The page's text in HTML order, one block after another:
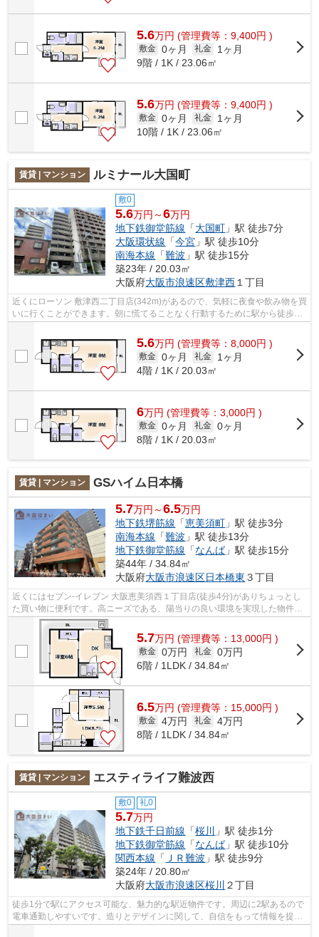
5.6万円 (管理費等：9,400円 )
敷金 0ヶ月 礼金
1ヶ月
9階 / 1K / 23.06㎡
5.6万円 (管理費等：9,400円 )
敷金 0ヶ月 礼金
1ヶ月
10階 / 1K / 23.06㎡
賃貸 | マンション ルミナール大国町
敷0
5.6万円～6万円
地下鉄御堂筋線 「大国町 」駅 徒歩7分
大阪環状線 「今宮 」駅 徒歩10分
南海本線 「難波 」駅 徒歩15分
築23年 / 20.03㎡
大阪府大阪市浪速区敷津西 １丁目
近くにローソン 敷津西二丁目店(342m)があるので、気軽に夜食や飲み物を買
いに行くことができます。朝に慌てることなく行動するために駅から徒歩7
5.6万円 (管理費等：8,000円 )
敷金 0ヶ月 礼金
1ヶ月
4階 / 1K / 20.03㎡
6万円 (管理費等：3,000円 )
敷金 0ヶ月 礼金 0ヶ月
8階 / 1K / 20.03㎡
賃貸 | マンション GSハイム日本橋
5.7万円～6.5万円
地下鉄堺筋線 「恵美須町 」駅 徒歩3分
南海本線 「難波 」駅 徒歩13分
地下鉄御堂筋線 「なんば」駅 徒歩15分
築44年 / 34.84㎡
大阪府大阪市浪速区日本橋東 ３丁目
近くにはセブン‐イレブン 大阪恵美須西１丁目店(徒歩4分)がありちょっとし
た買い物に便利です。高ニーズである、陽当りの良い環境を実現した物件と
なっています。駅まで歩いてアクセス...
5.7万円 (管理費等：13,000円 )
敷金 0万円 礼金 0万円
6階 / 1LDK / 34.84㎡
6.5万円 (管理費等：15,000円 )
敷金 4万円 礼金 4万円
8階 / 1LDK / 34.84㎡
賃貸 | マンション エスティライフ難波西
敷0 礼0
5.7万円
地下鉄千日前線 「桜川
」駅 徒歩1分
地下鉄御堂筋線 「なんば」駅 徒歩10分
関西本線 「 ＪＲ難波 」駅 徒歩9分
築24年 / 20.80㎡
大阪府大阪市浪速区桜川 ２丁目
徒歩1分で駅にアクセス可能な、魅力的な駅近物件です。周辺に2駅あるので
電車通勤しやすいです。造りとデザインに関して、自信をもって情報を提供
できるマンションです。共用部には敷...